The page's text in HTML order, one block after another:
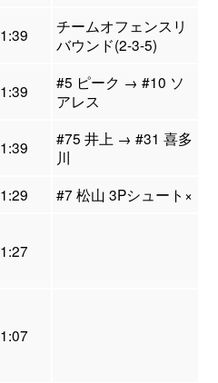
1:39
チームオフェンスリ
バウンド(2-3-5)
1:39
#5 ピーク → #10 ソ
アレス
1:39
#75 井上 → #31 喜多
川
1:29
#7 松山 3Pシュート×
1:27
1:07